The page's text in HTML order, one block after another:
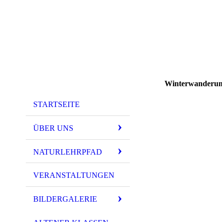
STARTSEITE
ÜBER UNS
NATURLEHRPFAD
VERANSTALTUNGEN
BILDERGALERIE